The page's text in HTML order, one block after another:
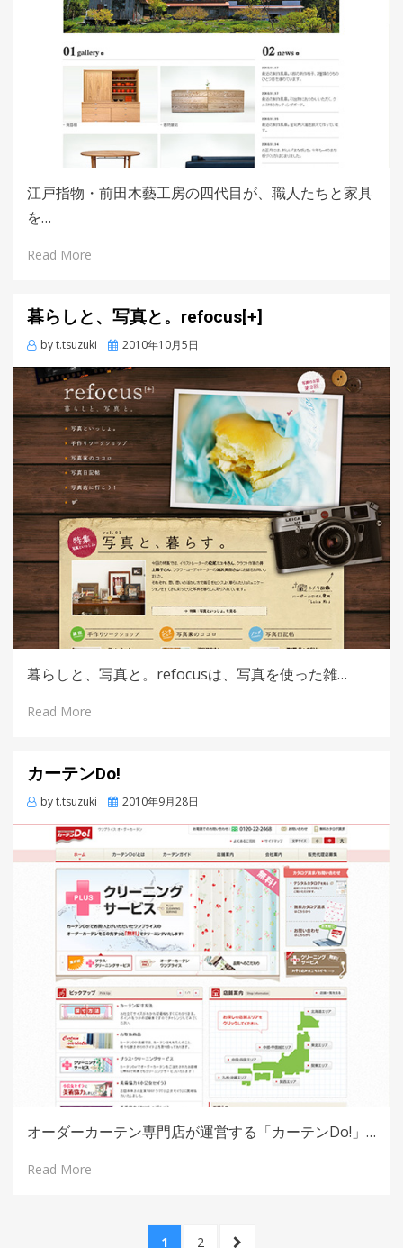
江戸指物・前田木藝工房の四代目が、職人たちと家具
を…
Read More
暮らしと、写真と。refocus[+]
byt.tsuzuki
Posted
2010年10月5日
暮らしと、写真と。refocusは、写真を使った雑…
Read More
カーテンDo!
byt.tsuzuki
Posted
2010年9月28日
オーダーカーテン専門店が運営する「カーテンDo!」…
Read More
PAGE
1 PAGE
2 NEXT